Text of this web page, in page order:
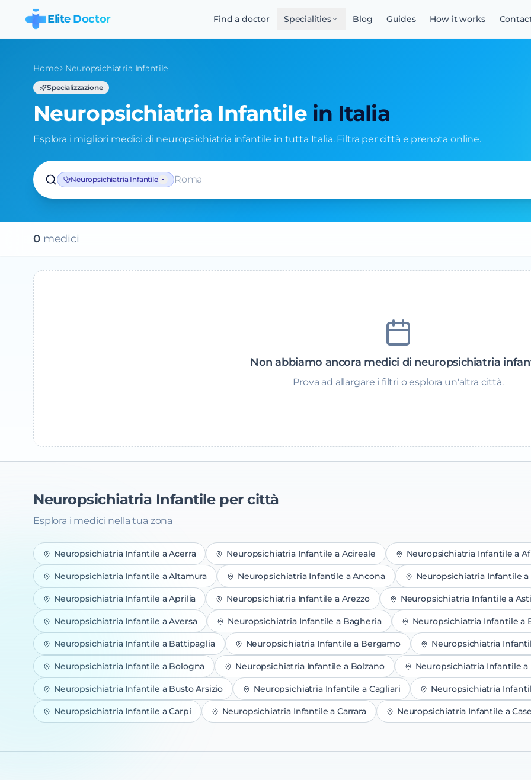
Elite Doctor Find a doctor Specialities Blog Guides How it works
Home Neuropsichiatria Infantile
Specializzazione
Neuropsichiatria Infantile in Italia
Esplora i migliori medici di neuropsichiatria infantile in tutta Italia. Filtra per città e prenota online.
Neuropsichiatria Infantile Roma
0medici
Non abbiamo ancora medici di neuropsichiatria
Prova ad allargare i filtri o esplora un'altra città.
Neuropsichiatria Infantileper città
Esplora i medici nella tua zona
Neuropsichiatria Infantile aAcerra Neuropsichiatria Infantile a Acireale Neuropsichiatria Infantile a
Neuropsichiatria Infantile aAltamura Neuropsichiatria Infantile aAncona Neuropsichiatria Infantile a
Neuropsichiatria Infantile aAprilia Neuropsichiatria Infantile a Arezzo Neuropsichiatria Infantile aAsti
Neuropsichiatria Infantile aAversa Neuropsichiatria Infantile a Bagheria Neuropsichiatria Infantile a
Neuropsichiatria Infantile a Battipaglia Neuropsichiatria Infantile a Bergamo Neuropsichiatria
Neuropsichiatria Infantile a Bologna Neuropsichiatria Infantile a Bolzano Neuropsichiatria Infantile a
Neuropsichiatria Infantile a Busto Arsizio Neuropsichiatria Infantile a Cagliari Neuropsichiatria
Neuropsichiatria Infantile aCarpi Neuropsichiatria Infantile a Carrara Neuropsichiatria Infantile a